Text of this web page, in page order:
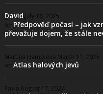
David July 18, 2025
on Předpověď počasí – jak
převažuje dojem, že stále
Martina Hamplová March 11, 2025
on Atlas halových jevů
Pavla August 17, 2024